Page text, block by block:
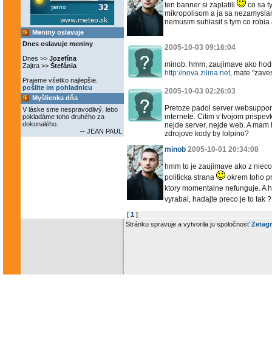
Meniny oslavuje
Dnes oslavuje meniny
Dnes >> Jozefína
Zajtra >> Štefánia
Prajeme všetko najlepšie.
pošlite im pohladnicu
Myšlienka dňa
V láske sme nespravodlivý, lebo
pokladáme toho druhého za
dokonalého.
-- JEAN PAUL
ten banner si zaplatili
co sa
mikropolisom a ja sa
nemusim suhlasit s tym co
2005-10-03 09:16:04
minob: hmm, zaujimave ako
http://nova.zilina.net, mate
2005-10-03 02:26:03
Pretoze padol server
internete. Citim v tvojom
nejde server, nejde web. A
zdrojove kody by lolpino?
minob 2005-10-01 20:34:08
hmm to je zaujimave ako z
politicka strana
okrem toho
ktory momentalne nefunguje. A
vyrabal, hadajte preco je to tak
[ 1 ]
Stránku spravuje a vytvorila ju spoločnosť